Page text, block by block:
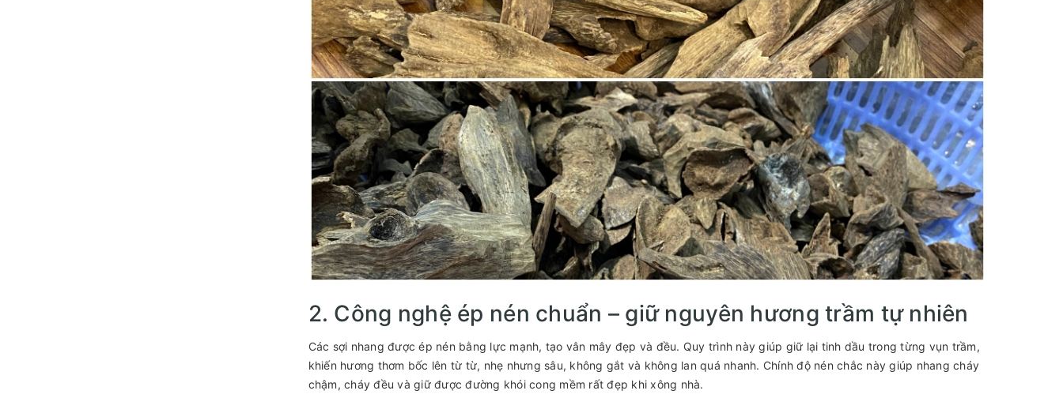
2. Công nghệ ép nén chuẩn – giữ nguyên hương trầm tự nhiên
Các sợi nhang được ép nén bằng lực mạnh, tạo vân mây đẹp và đều. Quy trình này giúp giữ lại tinh dầu trong từng vụn trầm,
khiến hương thơm bốc lên từ từ, nhẹ nhưng sâu, không gắt và không lan quá nhanh. Chính độ nén chắc này giúp nhang cháy
chậm, cháy đều và giữ được đường khói cong mềm rất đẹp khi xông nhà.